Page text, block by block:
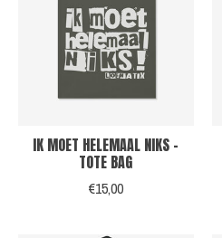
IK MOET HELEMAAL NIKS -
TOTE BAG
€15,00